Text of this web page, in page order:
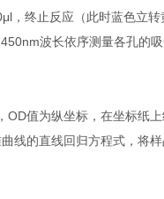
，终止反应（此时蓝色立转
波长依序测量各孔的
OD值为纵坐标，在坐标纸
线的直线回归方程式，将